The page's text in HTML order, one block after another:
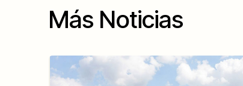
Más Noticias